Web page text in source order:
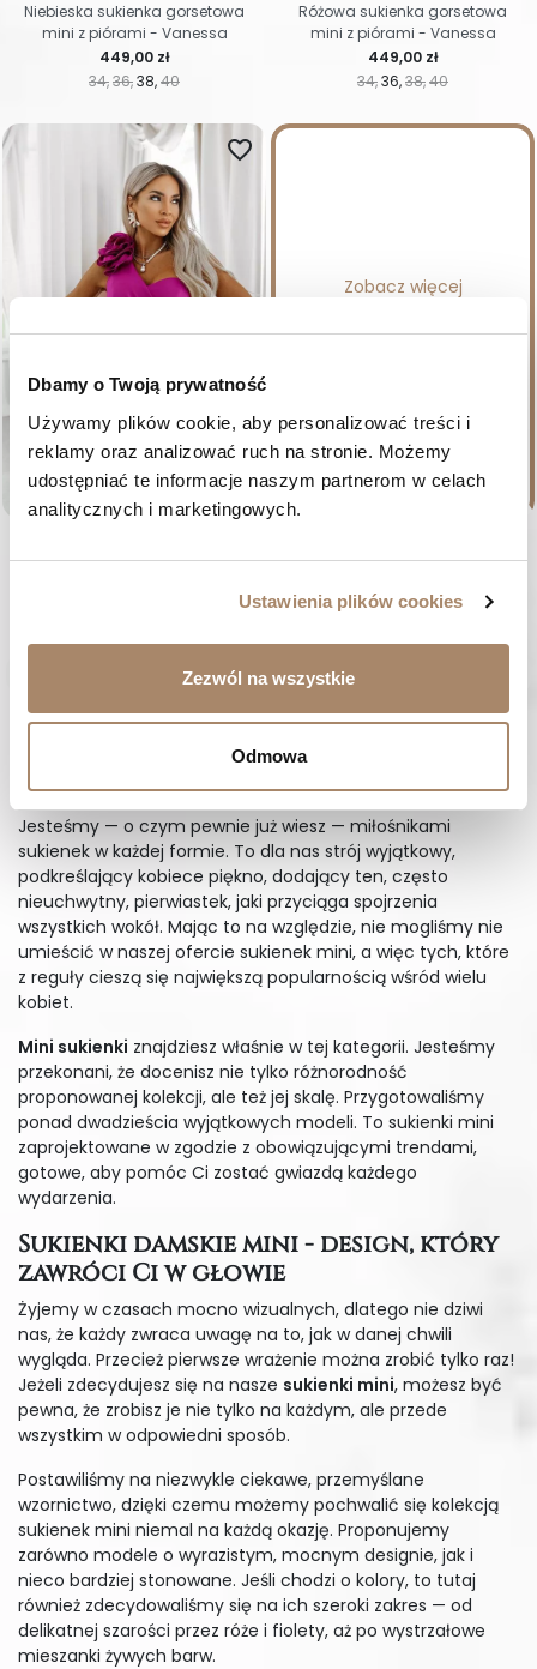
Dbamy o Twoją prywatność
Używamy plików cookie, aby personalizować treści i
reklamy oraz analizować ruch na stronie. Możemy
udostępniać te informacje naszym partnerom w celach
analitycznych i marketingowych.
Ustawienia plików cookies
Zezwól na wszystkie
Odmowa
34 36 38 40
Cena
449,00 zł
Niebieska sukienka gorsetowa
mini z piórami - Vanessa
34 36 38 40
Cena
449,00 zł
Różowa sukienka gorsetowa
mini z piórami - Vanessa
favorite_border
wesele z kwiatem - Liza
Zobacz więcej
Poprzednie
1 2 3 … 12
Następne
Wystrzałowe sukienki mini — pokaż
swój styl
Jesteśmy — o czym pewnie już wiesz — miłośnikami
sukienek w każdej formie. To dla nas strój wyjątkowy,
podkreślający kobiece piękno, dodający ten, często
nieuchwytny, pierwiastek, jaki przyciąga spojrzenia
wszystkich wokół. Mając to na względzie, nie mogliśmy nie
umieścić w naszej ofercie sukienek mini, a więc tych, które
z reguły cieszą się największą popularnością wśród wielu
kobiet.
Mini sukienki znajdziesz właśnie w tej kategorii. Jesteśmy
przekonani, że docenisz nie tylko różnorodność
proponowanej kolekcji, ale też jej skalę. Przygotowaliśmy
ponad dwadzieścia wyjątkowych modeli. To sukienki mini
zaprojektowane w zgodzie z obowiązującymi trendami,
gotowe, aby pomóc Ci zostać gwiazdą każdego
wydarzenia.
Sukienki damskie mini - design, który
zawróci Ci w głowie
Żyjemy w czasach mocno wizualnych, dlatego nie dziwi
nas, że każdy zwraca uwagę na to, jak w danej chwili
wygląda. Przecież pierwsze wrażenie można zrobić tylko raz!
Jeżeli zdecydujesz się na nasze sukienki mini, możesz być
pewna, że zrobisz je nie tylko na każdym, ale przede
wszystkim w odpowiedni sposób.
Postawiliśmy na niezwykle ciekawe, przemyślane
wzornictwo, dzięki czemu możemy pochwalić się kolekcją
sukienek mini niemal na każdą okazję. Proponujemy
zarówno modele o wyrazistym, mocnym designie, jak i
nieco bardziej stonowane. Jeśli chodzi o kolory, to tutaj
również zdecydowaliśmy się na ich szeroki zakres — od
delikatnej szarości przez róże i fiolety, aż po wystrzałowe
mieszanki żywych barw.